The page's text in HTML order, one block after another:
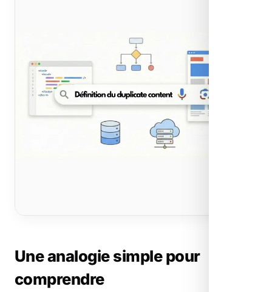
Une analogie simple pour
comprendre